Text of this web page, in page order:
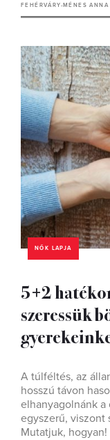
FEHÉRVÁRY-MÉNES ANNA
NŐK LAPJA
5+2
szeressük
A túlféltés, az
hosszú távon
elhanyagolnánk
egyszerű, viszont
Mutatjuk, hogyan!